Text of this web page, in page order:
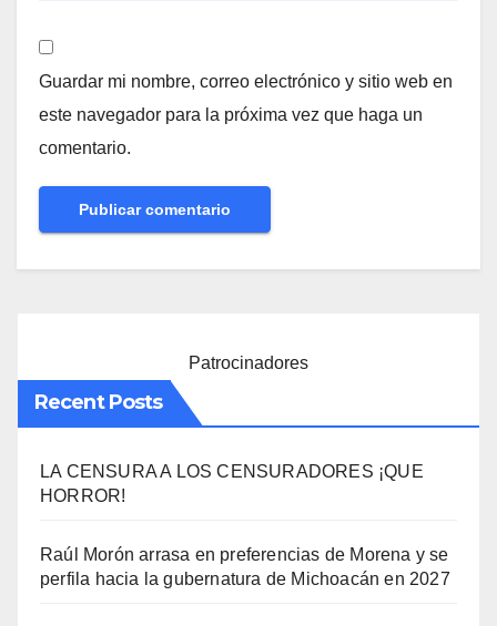
Guardar mi nombre, correo electrónico y sitio web en
este navegador para la próxima vez que haga un
comentario.
Patrocinadores
Recent Posts
LA CENSURA A LOS CENSURADORES ¡QUE
HORROR!
Raúl Morón arrasa en preferencias de Morena y se
perfila hacia la gubernatura de Michoacán en 2027